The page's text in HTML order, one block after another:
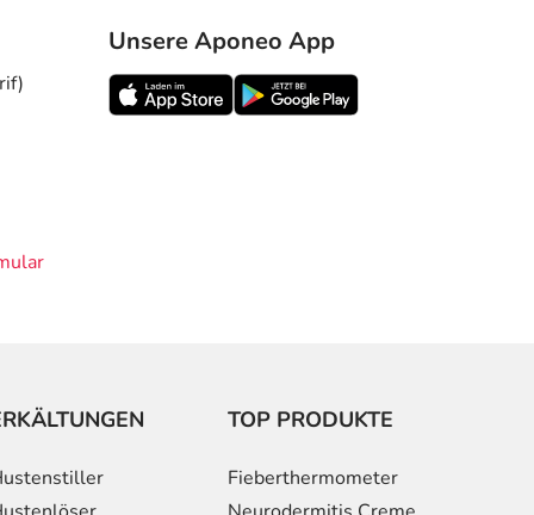
Unsere Aponeo App
TOP PRODUKTE
Fieberthermometer